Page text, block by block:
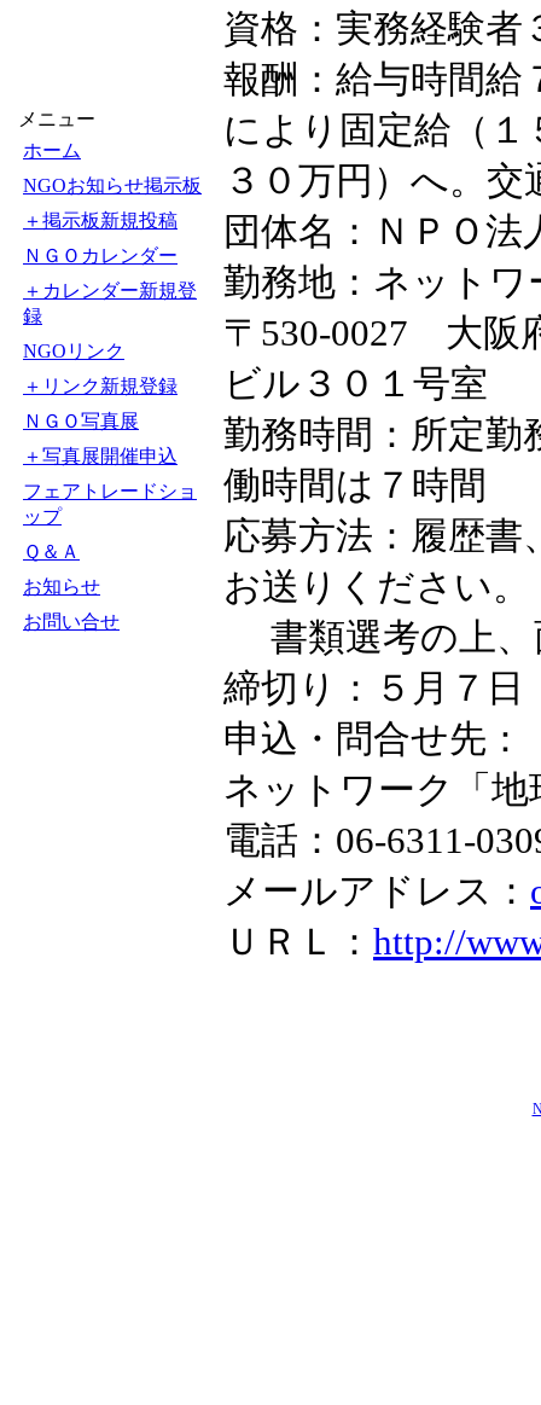
メニュー
ホーム
NGOお知らせ掲示板
＋掲示板新規投稿
ＮＧＯカレンダー
＋カレンダー新規登
録
NGOリンク
＋リンク新規登録
ＮＧＯ写真展
＋写真展開催申込
フェアトレードショ
ップ
Ｑ＆Ａ
お知らせ
お問い合せ
資格：実務経験者
報酬：給与時間給
により固定給（１
３０万円）へ。交
団体名：ＮＰＯ
勤務地：ネットワ
〒530-0027 大阪
ビル３０１号室
勤務時間：所定勤
働時間は７時間
応募方法：履歴書
お送りください。
書類選考の上、
締切り：５月７日
申込・問合せ先：
ネットワーク「
電話：06-6311-
メールアドレス：
ＵＲＬ： http://